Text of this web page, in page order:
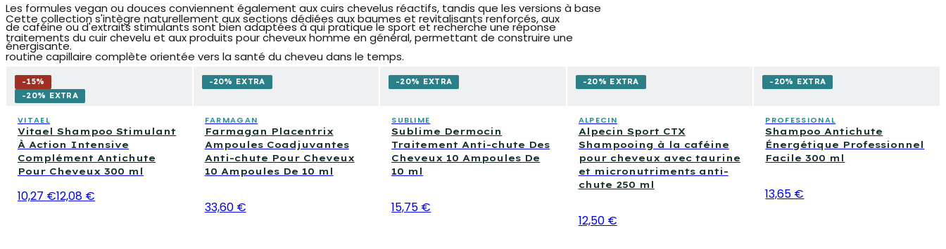
Les formules vegan ou douces conviennent également aux cuirs chevelus réactifs, tandis que les versions à base
de caféine ou d'extraits stimulants sont bien adaptées à qui pratique le sport et recherche une réponse
énergisante.
Cette collection s'intègre naturellement aux sections dédiées auxbaumes et revitalisants renforcés, aux
traitements du cuir chevelu et aux produits pour cheveux homme en général, permettant de construire une
routine capillaire complète orientée vers la santé du cheveu dans le temps.
-15%
-20% EXTRA
VITAEL
Vitael Shampoo Stimulant
À Action Intensive
Complément Antichute
Pour Cheveux 300 ml
10,27 €12,08 €
-20% EXTRA
FARMAGAN
Farmagan Placentrix
Ampoules Coadjuvantes
Anti-chute Pour Cheveux
10 Ampoules De 10 ml
33,60 €
-20% EXTRA
SUBLIME
Sublime Dermocin
Traitement Anti-chute Des
Cheveux 10 Ampoules De
10 ml
15,75 €
-20% EXTRA
ALPECIN
Alpecin Sport CTX
Shampooing à la caféine
pour cheveux avec taurine
et micronutriments anti-
chute 250 ml
12,50 €
-20% EXTRA
PROFESSIONAL
Shampoo Antichute
Énergétique Professionnel
Facile 300 ml
13,65 €